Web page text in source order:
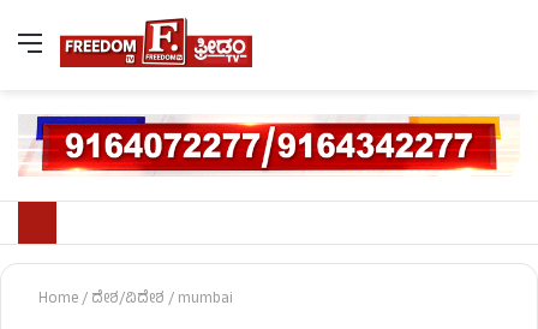
Home/ದೇಶ/ವಿದೇಶ/mumbai